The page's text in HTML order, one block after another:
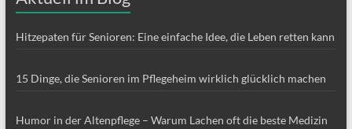
Hitzepaten für Senioren: Eine einfache Idee, die Leben retten kann
15 Dinge, die Senioren im Pflegeheim wirklich glücklich machen
Humor in der Altenpflege – Warum Lachen oft die beste Medizin